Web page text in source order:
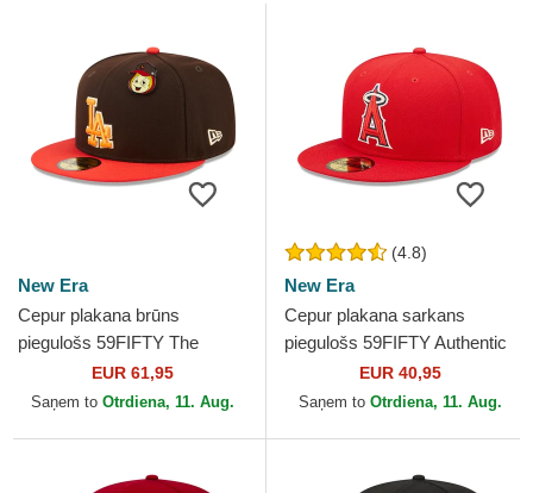
New Era
Cepur plakana brūns
piegulošs 59FIFTY The
Elements Fire Pin no Los
Angeles Dodgers MLB no
EUR 61,95
Saņem to Otrdiena, 11. Aug.
(4.8)
New Era
Cepur plakana sarkans
piegulošs 59FIFTY Authentic
On Field no Los Angeles
Angels MLB no New Era
EUR 40,95
Saņem to Otrdiena, 11. Aug.